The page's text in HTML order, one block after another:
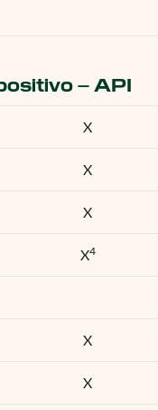
– API
X
X
X
X4
X
X